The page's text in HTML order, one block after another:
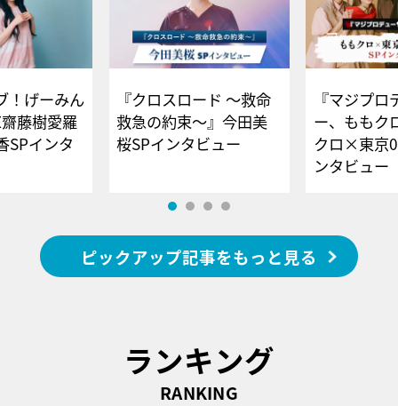
！げーみん
藤樹愛羅
SPインタ
『クロスロード ～救命
救急の約束～』今田美
桜SPインタビュー
『マジプロ
ー、ももク
クロ×東京
ンタビュー
ピックアップ記事をもっと見る
ランキング
RANKING